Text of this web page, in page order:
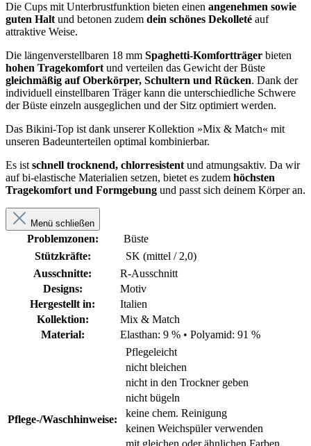
Die Cups mit Unterbrustfunktion bieten einen angenehmen sowie
guten Halt und betonen zudem dein schönes Dekolleté auf
attraktive Weise.
Die längenverstellbaren 18 mm Spaghetti-Komfortträger bieten
hohen Tragekomfort und verteilen das Gewicht der Büste
gleichmäßig auf Oberkörper, Schultern und Rücken. Dank der
individuell einstellbaren Träger kann die unterschiedliche Schwere
der Büste einzeln ausgeglichen und der Sitz optimiert werden.
Das Bikini-Top ist dank unserer Kollektion »Mix & Match« mit
unseren Badeunterteilen optimal kombinierbar.
Es ist schnell trocknend, chlorresistent und atmungsaktiv. Da wir
auf bi-elastische Materialien setzen, bietet es zudem höchsten
Tragekomfort und Formgebung und passt sich deinem Körper an.
Menü schließen
Problemzonen:
Büste
Stützkräfte:
SK (mittel / 2,0)
Ausschnitte:
R-Ausschnitt
Designs:
Motiv
Hergestellt in:
Italien
Kollektion:
Mix & Match
Material:
Elasthan: 9 % • Polyamid: 91 %
Pflege-/Waschhinweise:
Pflegeleicht
nicht bleichen
nicht in den Trockner geben
nicht bügeln
keine chem. Reinigung
keinen Weichspüler verwenden